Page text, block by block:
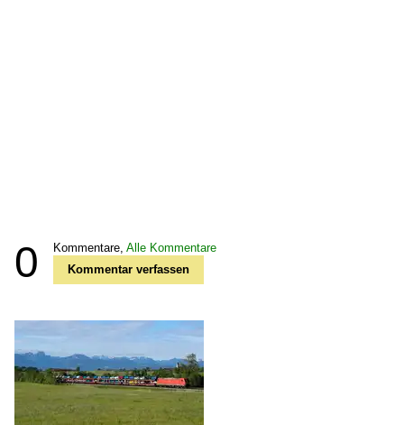
0 Kommentare, Alle Kommentare
Kommentar verfassen